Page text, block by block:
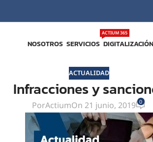
NOSOTROS SERVICIOS DIGITALIZACIÓN
ACTIUM 365
ACTUALIDAD
Infracciones y
PorActiumOn 21 junio, 2019 0